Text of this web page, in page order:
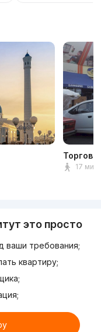
17 мин
это просто
ваши требования;
квартиру;